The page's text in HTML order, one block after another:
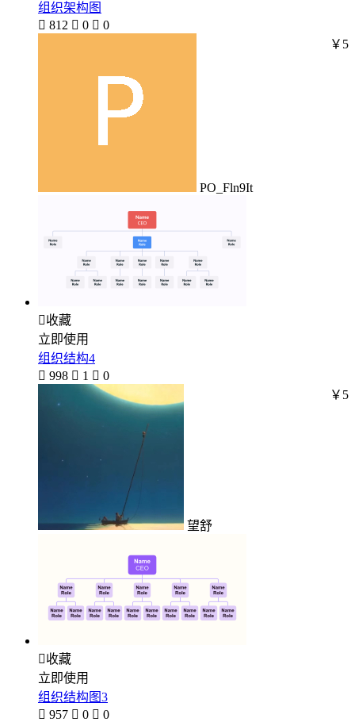
组织架构图
 812  0  0
PO_Fln9It
￥5
收藏
立即使用
组织结构4
 998  1  0
望舒
￥5
收藏
立即使用
组织结构图3
 957  0  0